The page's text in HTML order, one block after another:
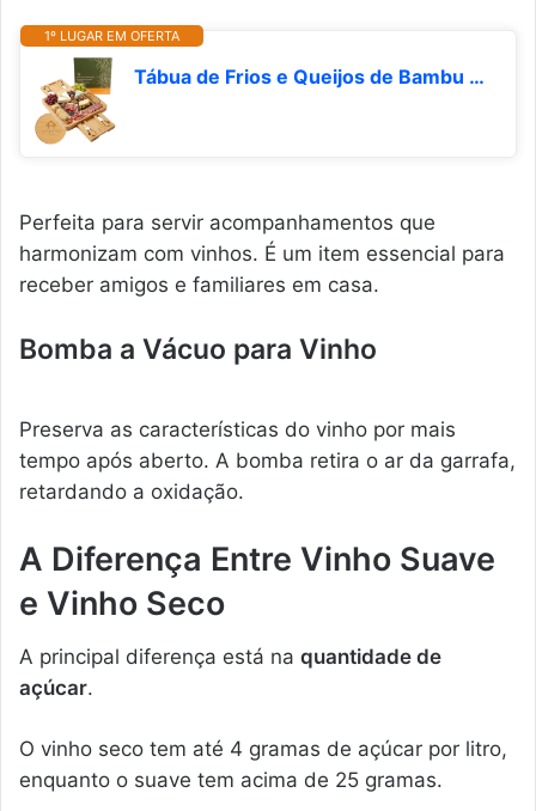
1º LUGAR EM OFERTA
Tábua de Frios e Queijos de Bambu Com Peça de Ardósia, Contém Conjunto de Facas de Queijo. Petisqueira e Tábua de Charcutaria Premium. Ideal Para Presentes | HYATTO HOME
Perfeita para servir acompanhamentos que
harmonizam com vinhos. É um item essencial para
receber amigos e familiares em casa.
Bomba a Vácuo para Vinho
Preserva as características do vinho por mais
tempo após aberto. A bomba retira o ar da garrafa,
retardando a oxidação.
A Diferença Entre Vinho Suave
e Vinho Seco
A principal diferença está na quantidade de
açúcar.
O vinho seco tem até 4 gramas de açúcar por litro,
enquanto o suave tem acima de 25 gramas.